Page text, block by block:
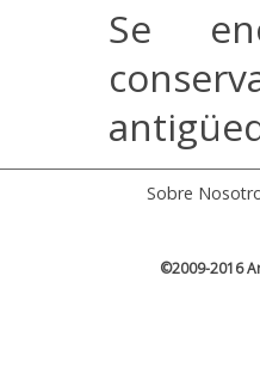
Se
Sobre
©2009-2016